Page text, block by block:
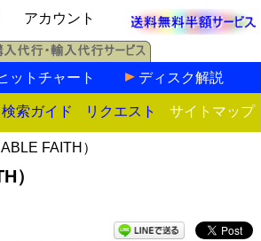
アカウント
ットチャート ディスク解説
検索ガイド リクエスト サイトマップ
FAITH）
）